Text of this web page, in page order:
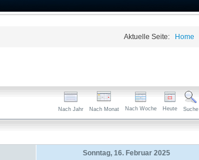
Aktuelle Seite: Home
Nach Jahr Nach Monat Nach Woche Heute Suche
Sonntag, 16. Februar 2025